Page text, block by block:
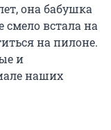
она бабушка
смело встала на
на пилоне.
и
наших